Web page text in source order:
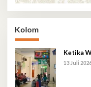
Kolom
Ketika
13 Juli